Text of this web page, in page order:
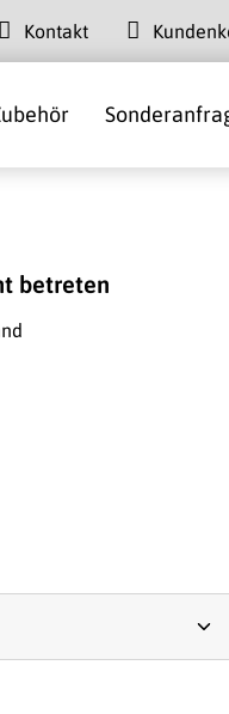
Kontakt
betreten